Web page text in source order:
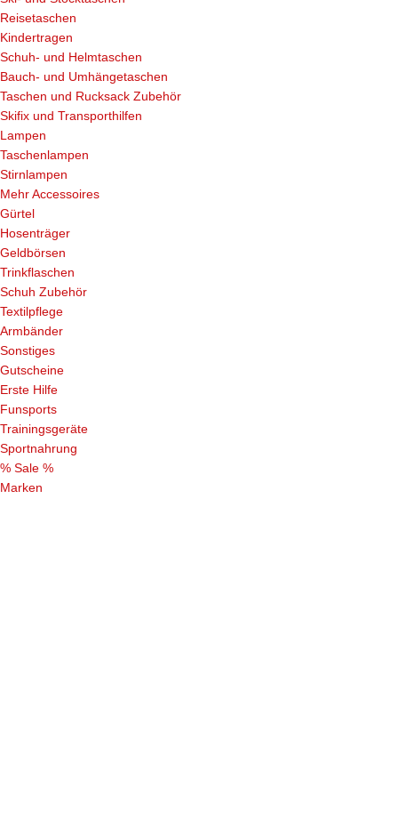
Reisetaschen
Kindertragen
Schuh- und Helmtaschen
Bauch- und Umhängetaschen
Taschen und Rucksack Zubehör
Skifix und Transporthilfen
Lampen
Taschenlampen
Stirnlampen
Mehr Accessoires
Gürtel
Hosenträger
Geldbörsen
Trinkflaschen
Schuh Zubehör
Textilpflege
Armbänder
Sonstiges
Gutscheine
Erste Hilfe
Funsports
Trainingsgeräte
Sportnahrung
% Sale %
Marken